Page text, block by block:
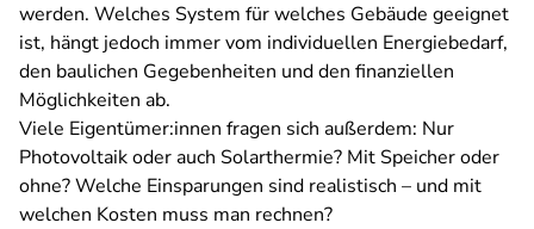
werden. Welches System für welches Gebäude geeignet
ist, hängt jedoch immer vom individuellen Energiebedarf,
den baulichen Gegebenheiten und den finanziellen
Möglichkeiten ab.
Viele Eigentümer:innen fragen sich außerdem: Nur
Photovoltaik oder auch Solarthermie? Mit Speicher oder
ohne? Welche Einsparungen sind realistisch – und mit
welchen Kosten muss man rechnen?